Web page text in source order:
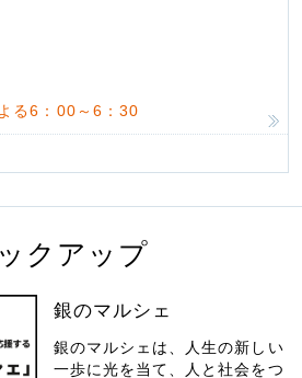
んだ八ヶ岳 山小屋を営
る6：00～6：30
クアップ
銀のマルシェ
銀のマルシェは、人生の新しい
一歩に光を当て、人と社会をつ